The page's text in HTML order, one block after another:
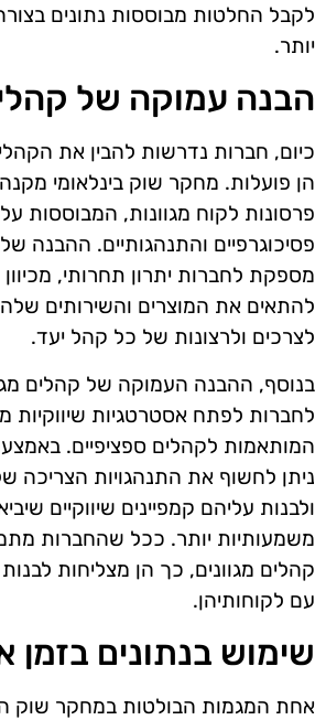
לקבל החלטות מבוססות נתונים
יותר.
הבנה עמוקה של
כיום, חברות נדרשות להבין את
הן פועלות. מחקר שוק בינלאומי
פרסונות לקוח מגוונות, המבוססות על
פסיכוגרפיים והתנהגותיים. ההבנה
מספקת לחברות יתרון תחרותי, מכיוון
להתאים את המוצרים והשירותים
לצרכים ולרצונות של כל קהל יעד.
בנוסף, ההבנה העמוקה של קהלים
לחברות לפתח אסטרטגיות שיווקיות
המותאמות לקהלים ספציפיים.
ניתן לחשוף את התנהגויות הצריכה
ולבנות עליהם קמפיינים שיווקיים
משמעותיות יותר. ככל שהחברות
קהלים מגוונים, כך הן מצליחות
עם לקוחותיהן.
שימוש בנתונים בזמן
אחת המגמות הבולטות במחקר שוק